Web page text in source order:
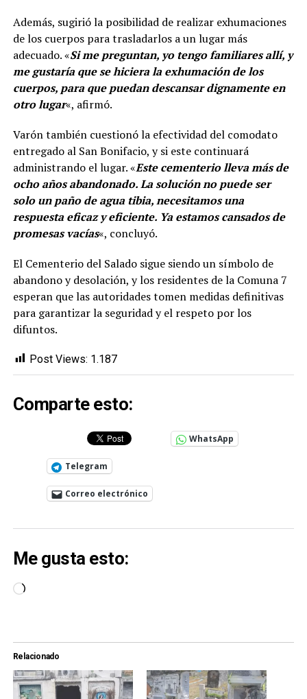
Además, sugirió la posibilidad de realizar exhumaciones
de los cuerpos para trasladarlos a un lugar más
adecuado. «Si me preguntan, yo tengo familiares allí, y
me gustaría que se hiciera la exhumación de los
cuerpos, para que puedan descansar dignamente en
otro lugar«, afirmó.
Varón también cuestionó la efectividad del comodato
entregado al San Bonifacio, y si este continuará
administrando el lugar. «Este cementerio lleva más de
ocho años abandonado. La solución no puede ser
solo un paño de agua tibia, necesitamos una
respuesta eficaz y eficiente. Ya estamos cansados de
promesas vacías«, concluyó.
El Cementerio del Salado sigue siendo un símbolo de
abandono y desolación, y los residentes de la Comuna 7
esperan que las autoridades tomen medidas definitivas
para garantizar la seguridad y el respeto por los
difuntos.
Post Views: 1.187
Comparte esto:
WhatsApp
Telegram
Correo electrónico
Me gusta esto:
Cargando...
Relacionado